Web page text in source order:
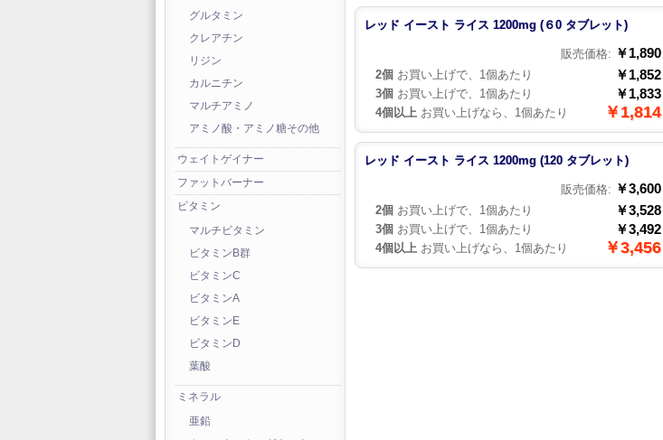
グルタミン
クレアチン
リジン
カルニチン
マルチアミノ
アミノ酸・アミノ糖その他
ウェイトゲイナー
ファットバーナー
ビタミン
マルチビタミン
ビタミンB群
ビタミンC
ビタミンA
ビタミンE
ビタミンD
葉酸
ミネラル
亜鉛
レッド イースト ライス 1200mg (６0 タブレット)
販売価格: ￥1,890
2個 お買い上げで、1個あたり ￥1,852
3個 お買い上げで、1個あたり ￥1,833
4個以上 お買い上げなら、1個あたり ￥1,814
レッド イースト ライス 1200mg (120 タブレット)
販売価格: ￥3,600
2個 お買い上げで、1個あたり ￥3,528
3個 お買い上げで、1個あたり ￥3,492
4個以上 お買い上げなら、1個あたり ￥3,456